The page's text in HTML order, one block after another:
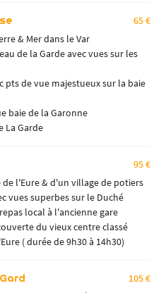
65 €
& Mer dans le Var
de la Garde avec vues sur les
pts de vue majestueux sur la baie
baie de la Garonne
La Garde
95 €
l'Eure & d'un village de potiers
vues superbes sur le Duché
local à l'ancienne gare
du vieux centre classé
( durée de 9h30 à 14h30)
105 €